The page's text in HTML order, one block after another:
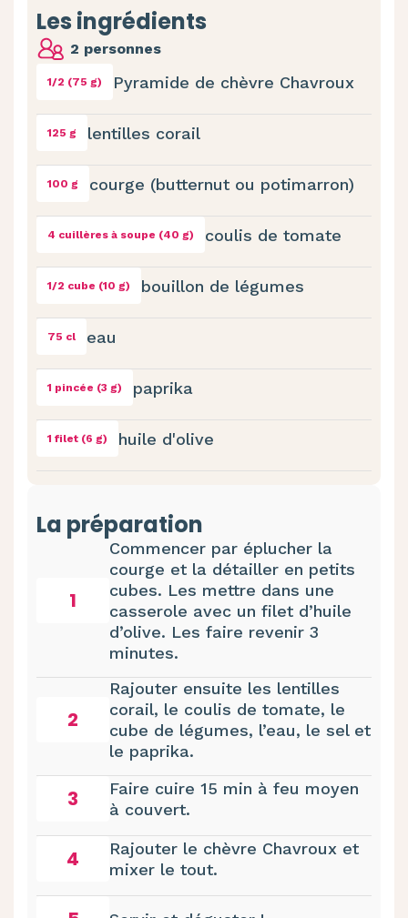
Les ingrédients
2 personnes
1/2 (75 g) Pyramide de chèvre Chavroux
125 g lentilles corail
100 g courge (butternut ou potimarron)
4 cuillères à soupe (40 g) coulis de tomate
1/2 cube (10 g) bouillon de légumes
75 cl eau
1 pincée (3 g) paprika
1 filet (6 g) huile d'olive
La préparation
1
Commencer par éplucher la
courge et la détailler en petits
cubes. Les mettre dans une
casserole avec un filet d’huile
d’olive. Les faire revenir 3
minutes.
2
Rajouter ensuite les lentilles
corail, le coulis de tomate, le
cube de légumes, l’eau, le sel et
le paprika.
3
Faire cuire 15 min à feu moyen
à couvert.
4
Rajouter le chèvre Chavroux et
mixer le tout.